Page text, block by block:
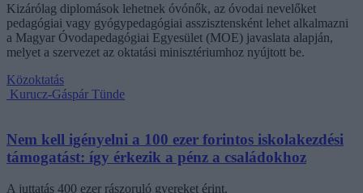
Kizárólag diplomások lehetnek óvónők, az óvodai nevelőket
pedagógiai vagy gyógypedagógiai asszisztensként lehet alkalmazni
a Magyar Óvodapedagógiai Egyesület (MOE) javaslata alapján,
melyet a szervezet az oktatási minisztériumhoz nyújtott be.
Közoktatás
Kurucz-Gáspár Tünde
Nem kell igényelni a 100 ezer forintos iskolakezdési
támogatást: így érkezik a pénz a családokhoz
A juttatás 400 ezer rászoruló gyereket érint.